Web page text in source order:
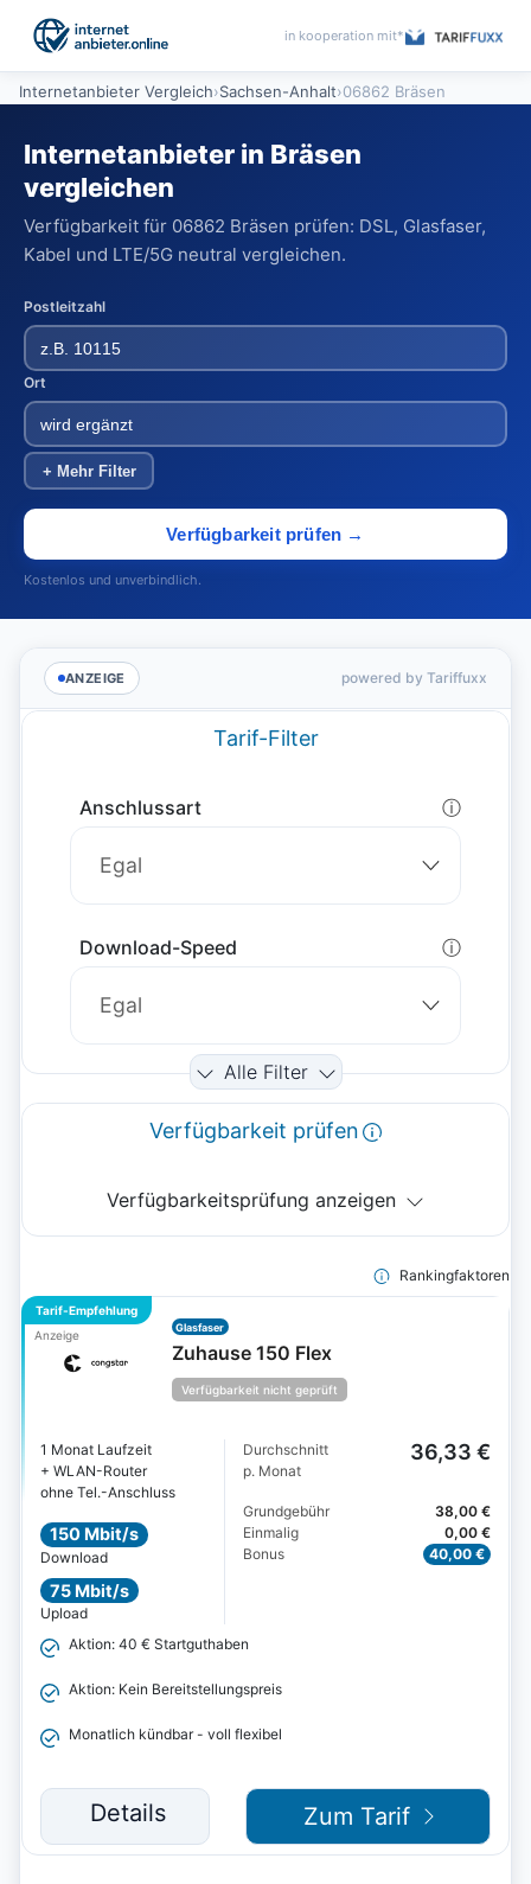
in kooperation mit*
Internetanbieter Vergleich›Sachsen-Anhalt›06862 Bräsen
Internetanbieter in Bräsen
vergleichen
Verfügbarkeit für 06862 Bräsen prüfen: DSL, Glasfaser,
Kabel und LTE/5G neutral vergleichen.
Postleitzahl
Ort
+ Mehr Filter
Verfügbarkeit prüfen →
Kostenlos und unverbindlich.
ANZEIGE powered by Tariffuxx